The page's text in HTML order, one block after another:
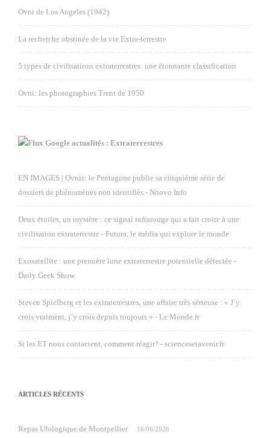
Ovni de Los Angeles (1942)
La recherche obstinée de la vie Extra-terrestre
5 types de civilisations extraterrestres: une étonnante classification
Ovni: les photographies Trent de 1950
Google actualités : Extraterrestres
EN IMAGES | Ovnis: le Pentagone publie sa cinquième série de
dossiers de phénomènes non identifiés - Noovo Info
Deux étoiles, un mystère : ce signal infrarouge qui a fait croire à une
civilisation extraterrestre - Futura, le média qui explore le monde
Exosatellite : une première lune extraterrestre potentielle détectée -
Daily Geek Show
Steven Spielberg et les extraterrestres, une affaire très sérieuse : « J’y
crois vraiment, j’y crois depuis toujours » - Le Monde.fr
Si les ET nous contactent, comment réagir? - sciencesetavenir.fr
ARTICLES RÉCENTS
Repas Ufologique de Montpellier 16/06/2026